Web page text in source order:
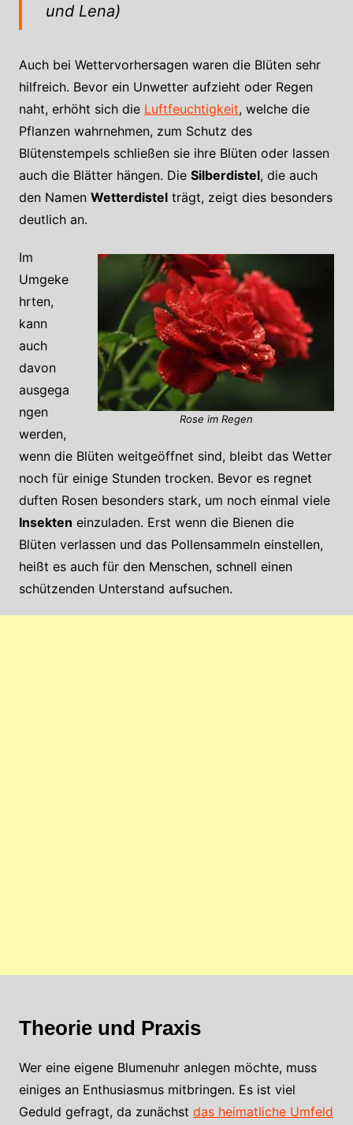
und Lena)
Auch bei Wettervorhersagen waren die Blüten sehr
hilfreich. Bevor ein Unwetter aufzieht oder Regen
naht, erhöht sich die Luftfeuchtigkeit, welche die
Pflanzen wahrnehmen, zum Schutz des
Blütenstempels schließen sie ihre Blüten oder lassen
auch die Blätter hängen. Die Silberdistel, die auch
den Namen Wetterdistelträgt, zeigt dies besonders
deutlich an.
Rose im Regen
Im
Umgeke
hrten,
kann
auch
davon
ausgega
ngen
werden,
wenn die Blüten weitgeöffnet sind, bleibt das Wetter
noch für einige Stunden trocken. Bevor es regnet
duften Rosen besonders stark, um noch einmal viele
Insekten einzuladen. Erst wenn die Bienen die
Blüten verlassen und das Pollensammeln einstellen,
heißt es auch für den Menschen, schnell einen
schützenden Unterstand aufsuchen.
Theorie und Praxis
Wer eine eigene Blumenuhr anlegen möchte, muss
einiges an Enthusiasmus mitbringen. Es ist viel
Geduld gefragt, da zunächst das heimatliche Umfeld